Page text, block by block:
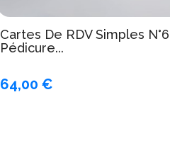
Cartes De RDV Simples N°6
Pédicure...
64,00 €